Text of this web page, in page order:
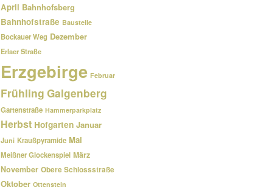
April Bahnhofsberg
Bahnhofstraße Baustelle
Bockauer Weg Dezember
Erlaer Straße
Erzgebirge Februar
Frühling Galgenberg
Gartenstraße Hammerparkplatz
Herbst Hofgarten Januar
Juni Kraußpyramide Mai
Meißner Glockenspiel März
November Obere Schlossstraße
Oktober Ottenstein